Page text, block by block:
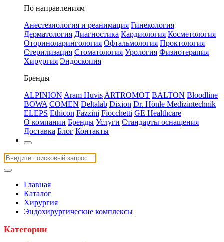
По направлениям
Анестезиология и реанимация Гинекология
Дерматология Диагностика Кардиология Косметология
Оториноларингология Офтальмология Проктология
Стерилизация Стоматология Урология Физиотерапия
Хирургия Эндоскопия
Бренды
ALPINION Aram Huvis ARTROMOT BALTON Bloodline
BOWA COMEN Deltalab Dixion Dr. Hönle Medizintechnik
ELEPS Ethicon Fazzini Fiocchetti GE Healthcare
О компании Бренды Услуги Стандарты оснащения
Доставка Блог Контакты
Главная
Каталог
Хирургия
Эндохирургические комплексы
Категории